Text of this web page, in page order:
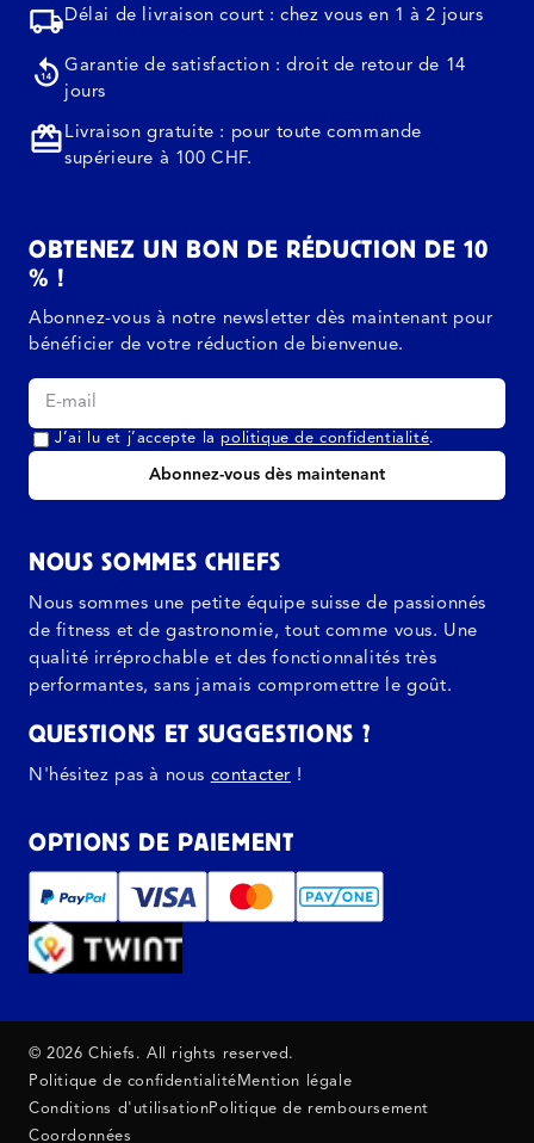
Délai de livraison court : chez vous en 1 à 2 jours
Garantie de satisfaction : droit de retour de 14
jours
Livraison gratuite : pour toute commande
supérieure à 100 CHF.
OBTENEZ UN BON DE RÉDUCTION DE 10
% !
Abonnez-vous à notre newsletter dès maintenant pour
bénéficier de votre réduction de bienvenue.
J’ai lu et j’accepte la politique de confidentialité.
Abonnez-vous dès maintenant
NOUS SOMMES CHIEFS
Nous sommes une petite équipe suisse de passionnés
de fitness et de gastronomie, tout comme vous. Une
qualité irréprochable et des fonctionnalités très
performantes, sans jamais compromettre le goût.
QUESTIONS ET SUGGESTIONS ?
N'hésitez pas à nous contacter !
OPTIONS DE PAIEMENT
© 2026 Chiefs. All rights reserved.
Politique de confidentialité Mention légale
Conditions d'utilisationPolitique de remboursement
Coordonnées